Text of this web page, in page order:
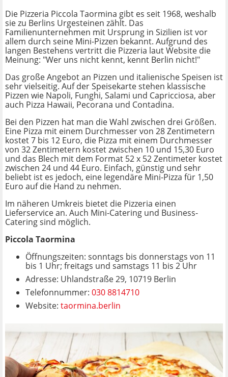
Die Pizzeria Piccola Taormina gibt es seit 1968, weshalb
sie zu Berlins Urgesteinen zählt. Das
Familienunternehmen mit Ursprung in Sizilien ist vor
allem durch seine Mini-Pizzen bekannt. Aufgrund des
langen Bestehens vertritt die Pizzeria laut Website die
Meinung: "Wer uns nicht kennt, kennt Berlin nicht!"
Das große Angebot an Pizzen und italienische Speisen ist
sehr vielseitig. Auf der Speisekarte stehen klassische
Pizzen wie Napoli, Funghi, Salami und Capricciosa, aber
auch Pizza Hawaii, Pecorana und Contadina.
Bei den Pizzen hat man die Wahl zwischen drei Größen.
Eine Pizza mit einem Durchmesser von 28 Zentimetern
kostet 7 bis 12 Euro, die Pizza mit einem Durchmesser
von 32 Zentimetern kostet zwischen 10 und 15,30 Euro
und das Blech mit dem Format 52 x 52 Zentimeter kostet
zwischen 24 und 44 Euro. Einfach, günstig und sehr
beliebt ist es jedoch, eine legendäre Mini-Pizza für 1,50
Euro auf die Hand zu nehmen.
Im näheren Umkreis bietet die Pizzeria einen
Lieferservice an. Auch Mini-Catering und Business-
Catering sind möglich.
Piccola Taormina
Öffnungszeiten: sonntags bis donnerstags von 11
bis 1 Uhr; freitags und samstags 11 bis 2 Uhr
Adresse: Uhlandstraße 29, 10719 Berlin
Telefonnummer: 030 8814710
Website: taormina.berlin